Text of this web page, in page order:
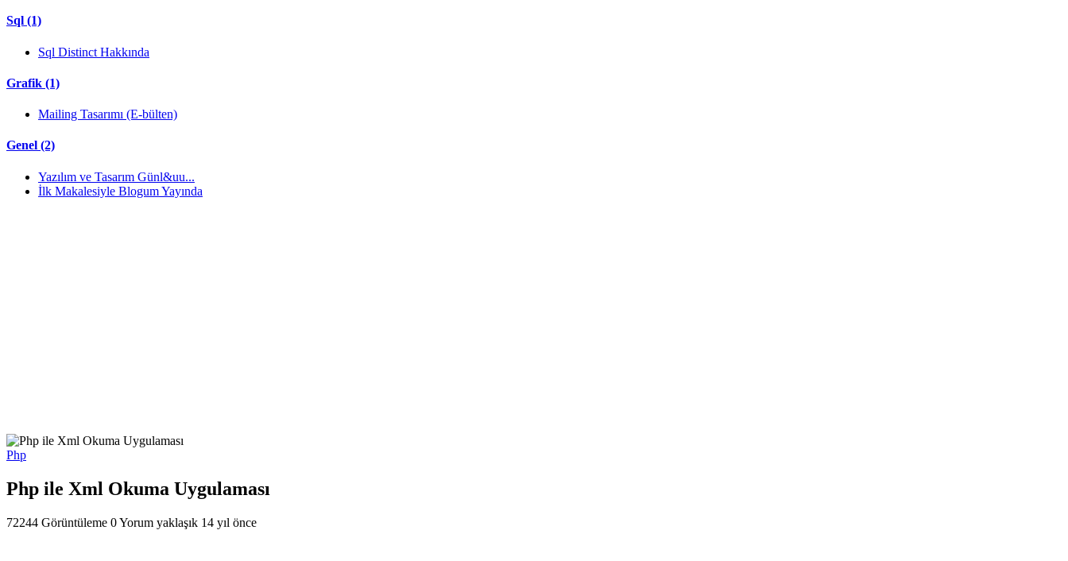
Sql (1)
Sql Distinct Hakkında
Grafik (1)
Mailing Tasarımı (E-bülten)
Genel (2)
Yazılım ve Tasarım Günl&uu...
İlk Makalesiyle Blogum Yayında
Php
Php ile Xml Okuma Uygulaması
72244 Görüntüleme 0 Yorum yaklaşık 14 yıl önce